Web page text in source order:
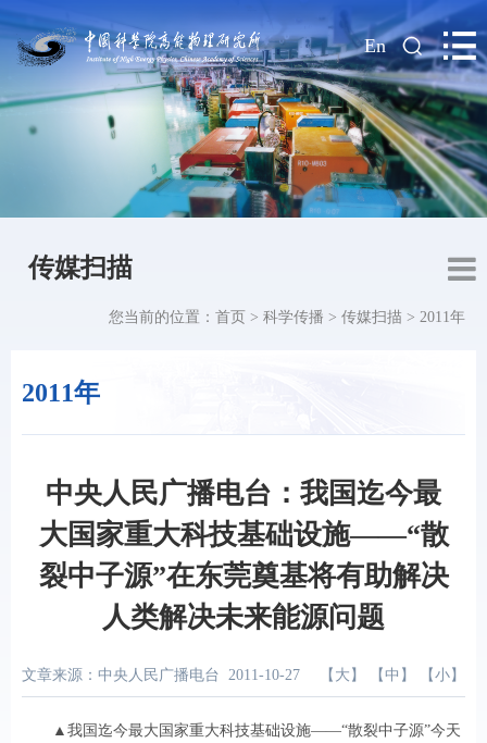
| En
传媒扫描
2011年
您当前的位置： 首页 > 科学传播 > 传媒扫描 > 2011年
中央人民广播电台：我国迄今最
大国家重大科技基础设施——“散
裂中子源”在东莞奠基将有助解决
人类解决未来能源问题
文章来源：中央人民广播电台 2011-10-27 【 大 】 【 中 】 【 小 】
▲我国迄今最大国家重大科技基础设施——“散裂中子源”今天